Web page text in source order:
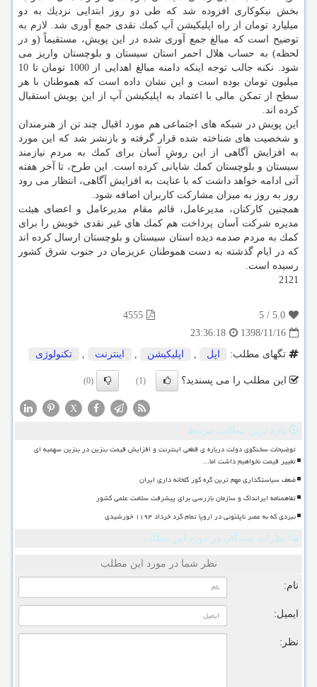
بخش نیكوكاری افزوده شد كه طی دو روز ابتدایی نزدیك به دو
میلیارد تومان از راه اپلیكیشن آپ كمك نقدی جمع آوری شد. لازم به
توضیح است كه مبالغ جمع آوری شده در این پویش، مستقیماً (و در
لحظه) به حساب هلال احمر استان سیستان و بلوچستان واریز می
شود. نكنه جالب توجه اینكه دامنه مبالغ اهدایی از 1000 تومان تا 10
میلیون تومان بوده است و این نشان داده است كه هموطنان با هر
سطح از تمكن مالی با اعتماد به اپلیكیشن آپ از این پویش استقبال
كرده اند.
این پویش در شبكه های اجتماعی هم مورد اقبال چند تن از هنرمندان
و شخصیت های شناخته شده قرار گرفته و بازنشر شد كه این مورد
به افزایش آگاهی از این روشِ آسان برای كمك به مردم نیازمند
سیستان و بلوچستان كمك شایانی كرده است. این طرح، تا آخر هفته
آتی ادامه خواهد داشت كه با عنایت به افزایش آگاهی، انتظار می رود
روز به روز به میزان مشاركت كاربران اضافه شود.
همچنین كاركنان، مدیرعامل، قائم مقام مدیرعامل و اعضای هیئت
مدیره شركت آسان پرداخت هم كمك های غیر نقدی خویش را برای
كمك به مردم صدمه دیده استان سیستان و بلوچستان ارسال كرده اند
كه در ایام گذشته به دست هموطنان عزیزمان در جنوب شرق كشور
رسیده است.
2121
5.0
/
5
4555
1398/11/16
23:36:18
تگهای مطلب:
اپل , اپلیكیشن , اینترنت , تكنولوژی
این مطلب را می پسندید؟ (1)
(0)
X
تازه ترین مطالب مرتبط
توضیحات سخنگوی دولت درباره ی قطعی اینترنت و افزایش قیمت بنزین در بنزین سهمیه ای
تغییر قیمت نخواهیم داشت اما...
ضعف سیاستگذاری مهم ترین گره کور گلخانه داری ایران
تفاهمنامه ایرانداک و سازمان بازرسی برای پیشرفت سلامت علمی کشور
نبردی که به عصر ناپلئونی در اروپا تمام کرد خرداد ۱۱۹۴ خورشیدی
نظرات بینندگان در مورد این مطلب
نظر شما در مورد این مطلب
نام:
ایمیل:
نظر: